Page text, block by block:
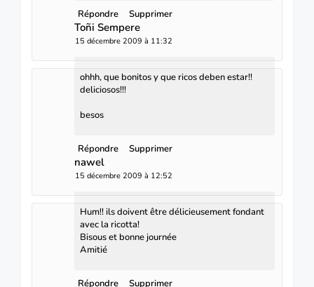
Répondre Supprimer
Toñi Sempere
15 décembre 2009 à 11:32
ohhh, que bonitos y que ricos deben estar!!
deliciosos!!!
besos
Répondre Supprimer
nawel
15 décembre 2009 à 12:52
Hum!! ils doivent être délicieusement fondant
avec la ricotta!
Bisous et bonne journée
Amitié
Répondre Supprimer